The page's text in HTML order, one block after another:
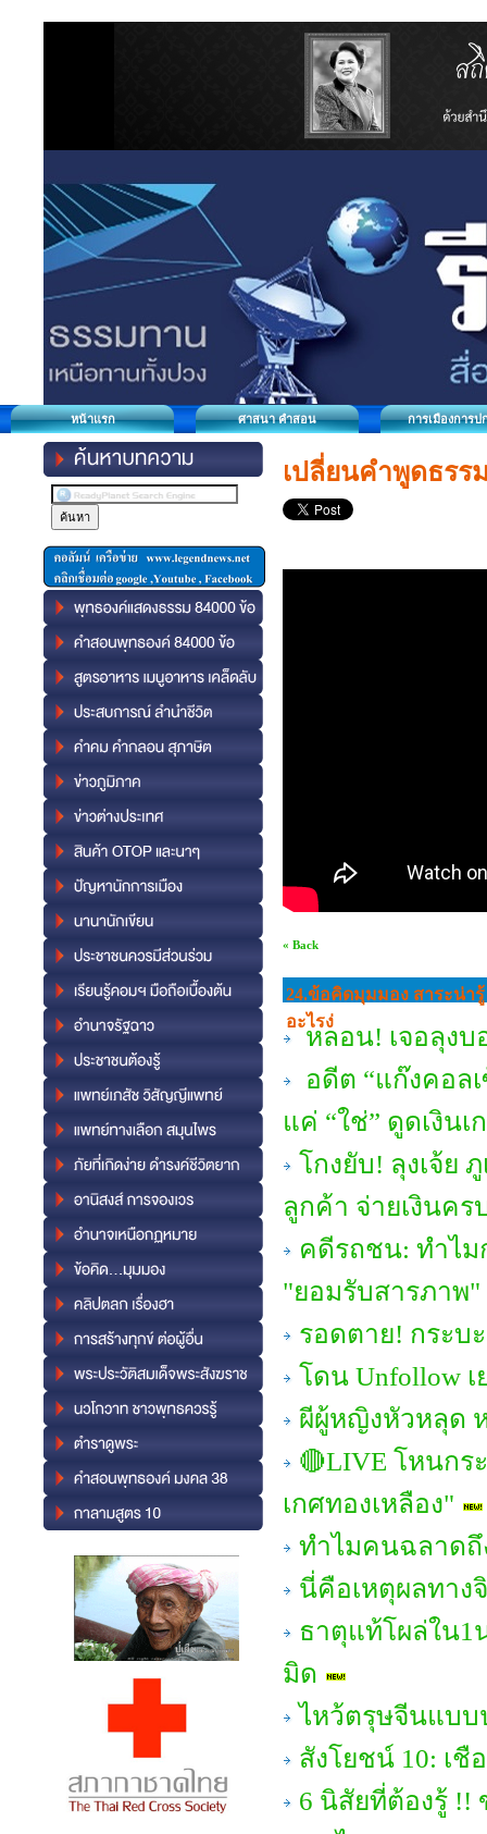
หน้าแรก ศาสนา คำสอน การเมืองการป
เปลี่ยนคำพูดธร
« Back
24.ข้อคิดมุมมอง สาระน่ารู้
อะไรง่
หลอน! เจอลุงบ
อดีต “แก๊งคอล
แค่ “ใช่” ดูดเงิน
โกงยับ! ลุงเจ้ย
ลูกค้า จ่ายเงินคร
คดีรถชน: ทำไม
"ยอมรับสารภาพ
รอดตาย! กระบ
โดน Unfollow
ผีผู้หญิงหัวหลุด
🔴LIVE โหนกร
เกศทองเหลือง"
ทำไมคนฉลาดถึ
นี่คือเหตุผลทาง
ธาตุแท้โผล่ใน1
มิด
ไหว้ตรุษจีนแบบ
สังโยชน์ 10: เ
6 นิสัยที่ต้องรู้ !!